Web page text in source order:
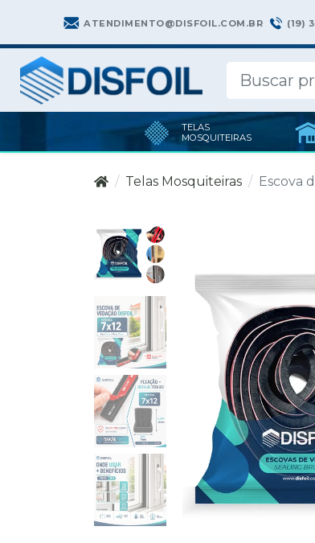
ATENDIMENTO@DISFOIL.COM.BR (19)
TELAS
MOSQUITEIRAS
Telas Mosquiteiras Escova